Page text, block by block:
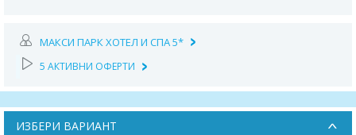
МАКСИ ПАРК ХОТЕЛ И СПА 5*
5 АКТИВНИ ОФЕРТИ
ИЗБЕРИ ВАРИАНТ